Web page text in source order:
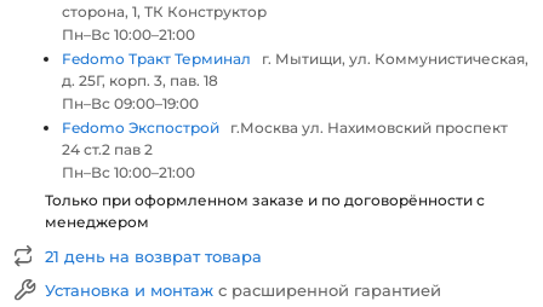
сторона, 1, ТК Конструктор
Пн–Вс 10:00–21:00
Fedomo Тракт Терминал
г. Мытищи, ул. Коммунистическая,
д. 25Г, корп. 3, пав. 18
Пн–Вс 09:00–19:00
Fedomo Экспострой
г.Москва ул. Нахимовский проспект
24 ст.2 пав 2
Пн–Вс 10:00–21:00
Только при оформленном заказе и по договорённости с
менеджером
21 день на возврат товара
Установка и монтаж с расширенной гарантией